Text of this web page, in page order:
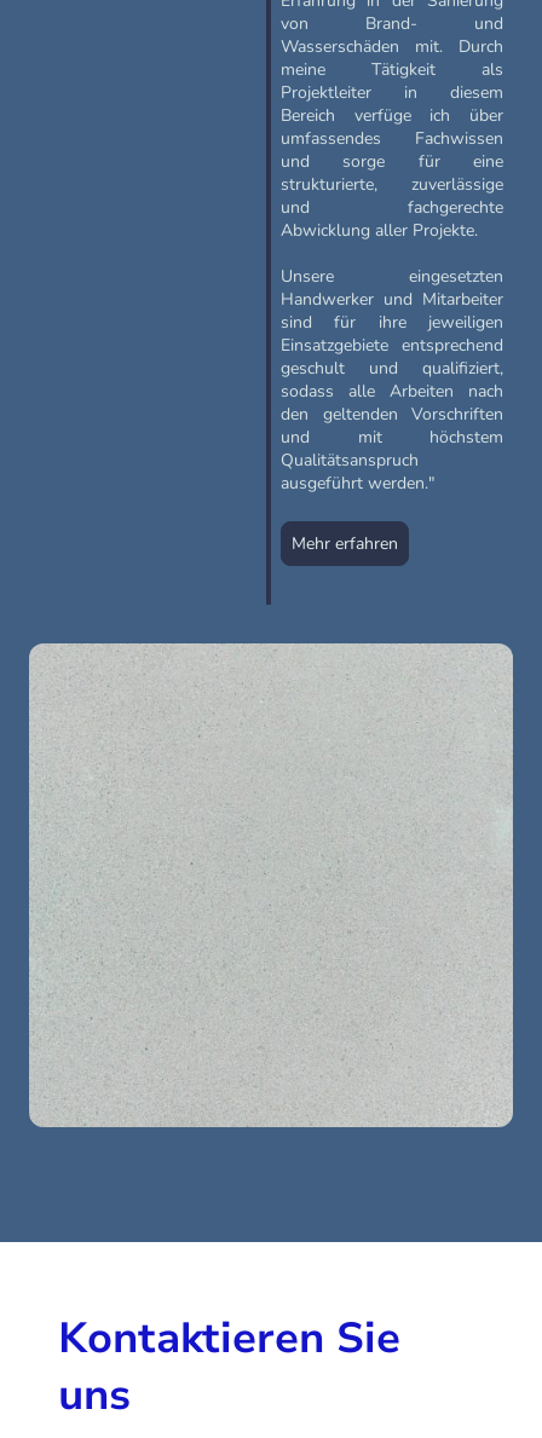
von Brand- und
Wasserschäden mit. Durch
meine Tätigkeit als
Projektleiter in diesem
Bereich verfüge ich über
umfassendes Fachwissen
und sorge für eine
strukturierte, zuverlässige
und fachgerechte
Abwicklung aller Projekte.
Unsere eingesetzten
Handwerker und Mitarbeiter
sind für ihre jeweiligen
Einsatzgebiete entsprechend
geschult und qualifiziert,
sodass alle Arbeiten nach
den geltenden Vorschriften
und mit höchstem
Qualitätsanspruch
ausgeführt werden."
Mehr erfahren
Kontaktieren Sie
uns